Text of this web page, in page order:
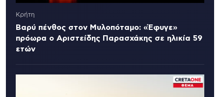
Κρήτη
Βαρύ πένθος στον Μυλοπόταμο: «Έφυγε»
πρόωρα ο Αριστείδης Παρασχάκης σε ηλικία 59
ετών